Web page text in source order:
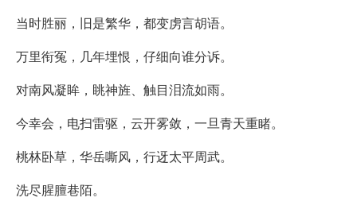
当时胜丽，旧是繁华，都变虏言胡语。
万里衔冤，几年埋恨，仔细向谁分诉。
对南风凝眸，眺神旌、触目泪流如雨。
今幸会，电扫雷驱，云开雾敛，一旦青天重睹。
桃林卧草，华岳嘶风，行迓太平周武。
洗尽腥膻巷陌。